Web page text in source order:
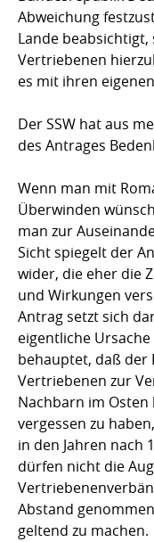
Abweichung
Lande
Vertriebenen
es mit ihren
Der SSW hat aus
des Antrages
Wenn man mit
Überwinden
man zur
Sicht spiegelt der
wider, die eher die
und Wirkungen
Antrag setzt sich
eigentliche
behauptet, daß der
Vertriebenen zur
Nachbarn im
vergessen zu
in den Jahren nach
dürfen nicht die
Abstand
geltend zu machen.